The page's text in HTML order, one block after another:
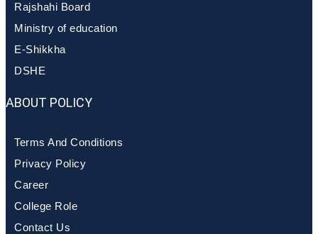
Rajshahi Board
Ministry of education
E-Shikkha
DSHE
ABOUT POLICY
Terms And Conditions
Privacy Policy
Career
College Role
Contact Us